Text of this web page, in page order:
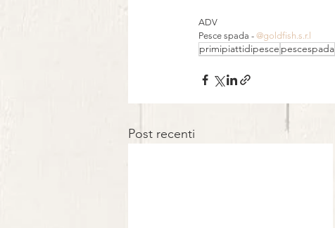
ADV
Pesce spada - @goldfish.s.r.l
primipiattidipesce pescespada
Post recenti